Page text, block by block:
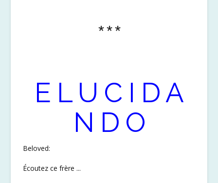
***
E L U C I D A
N D O
Beloved:
Écoutez ce frère ...